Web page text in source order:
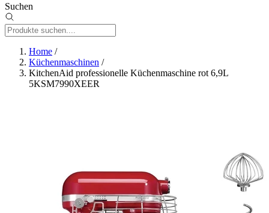
Suchen
Home /
Küchenmaschinen /
KitchenAid professionelle Küchenmaschine rot 6,9L
5KSM7990XEER